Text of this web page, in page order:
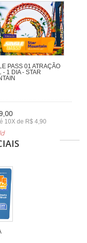
PASS 01 ATRAÇÃO
- 1 DIA - STAR
10X de R$ 4,90